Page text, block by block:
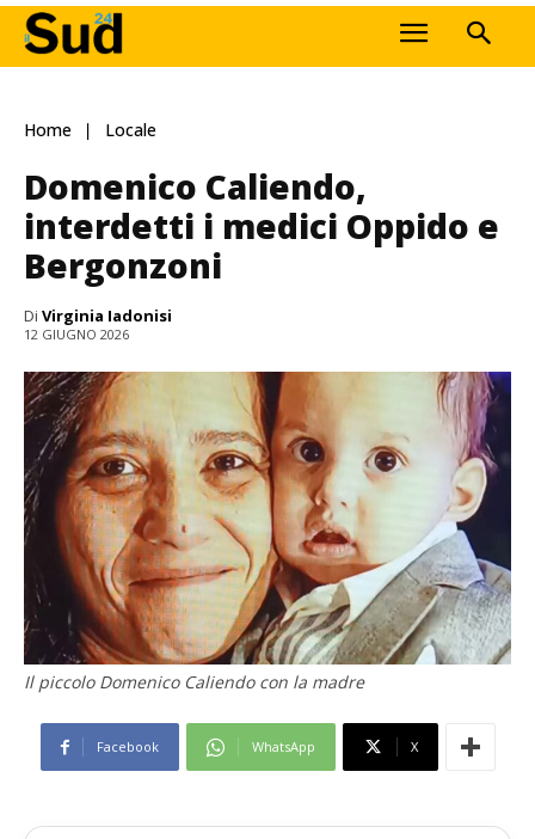
Home Locale
Domenico Caliendo,
interdetti i medici Oppido e
Bergonzoni
Di Virginia Iadonisi
12 GIUGNO 2026
Il piccolo Domenico Caliendo con la madre
Facebook WhatsApp X